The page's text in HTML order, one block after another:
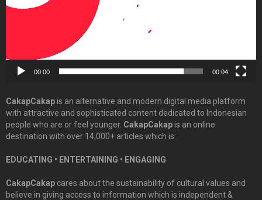
00:00 00:04
CakapCakapis an alternative and modern digital media platform
with attractive and sophisticated content dedicated to Indonesian
people who are or feel younger. CakapCakapis an online
destination with over 14,000+ articles which is:
EDUCATING • ENTERTAINING • ENGAGING
CakapCakap cares about the sustainability of cultural values and
believe in giving access to information which is independent &